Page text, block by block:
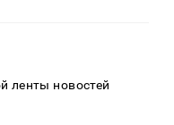
ленты новостей